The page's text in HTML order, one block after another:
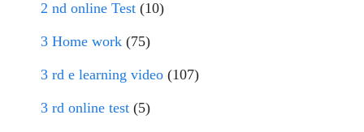
2 nd online Test (10)
3 Home work (75)
3 rd e learning video (107)
3 rd online test (5)